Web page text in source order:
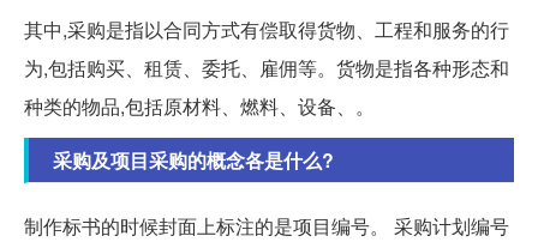
其中,采购是指以合同方式有偿取得货物、工程和服务的行
为,包括购买、租赁、委托、雇佣等。货物是指各种形态和
种类的物品,包括原材料、燃料、设备、。
采购及项目采购的概念各是什么?
制作标书的时候封面上标注的是项目编号。 采购计划编号